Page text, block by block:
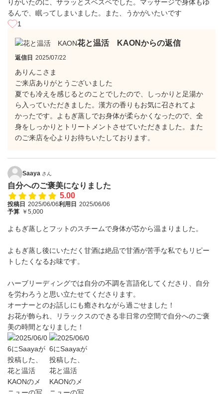
りかいたのに、サラッとスベスベでした。マッサージで身体もゆ
るんで、眠ってしまいました。また、うかがいたいです
1
花と温活 KAONからの返信
返信日 2025/07/22
ありんこさま
ご来店ありがとうございました
夏でも冷えを感じるとのことでしたので、しっかりと足湯か
ら入っていただきました。漢方の香りもお気に召されてよ
かったです。よもぎ蒸しでお身体が柔らかくなったので、全
身をしっかりとトリートメントさせていただきました。また
のご来店を心よりお待ちいたしております。
Saaya さん
自分へのご褒美になりました
5.00
投稿日 2025/06/06利用日 2025/06/06
予算 ￥5,000
よもぎ蒸しとフットのスチームで身体が芯から温まりました。
よもぎ蒸し後にいただく甘酒は絶品で甘酒が苦手な私でもリピー
トしたくなるお味です。
ハーブリーディングでは自分の不調を言語化してくださり、自分
を労わろうと思い立たせてくださります。
オーナーとのお話しにも癒されながら過ごせました！
お花が飾られ、リラックスのできる非日常の空間で自分へのご褒
美の時間となりました！